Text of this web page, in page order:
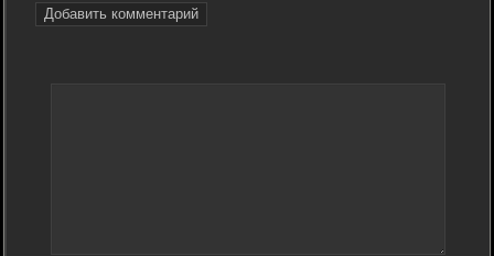
Добавить комментарий